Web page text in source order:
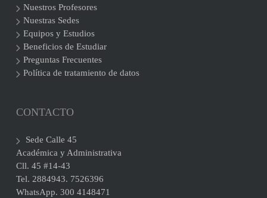
Nuestros Profesores
Nuestras Sedes
Equipos y Estudios
Beneficios de Estudiar
Preguntas Frecuentes
Política de tratamiento de datos
CONTACTO
Sede Calle 45
Académica y Administrativa
Cll. 45 #14-43
Tel. 2884943. 7526396
WhatsApp. 300 4148471